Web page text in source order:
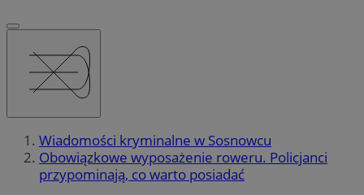
Wiadomości kryminalne w Sosnowcu
Obowiązkowe wyposażenie roweru. Policjanci
przypominają, co warto posiadać